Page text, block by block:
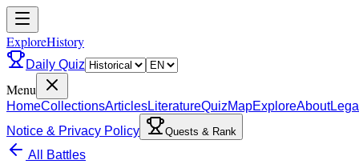
ExploreHistory
Daily Quiz
Menu
HomeCollectionsArticlesLiteratureQuizMapExploreAbout
Notice & Privacy Policy
Quests & Rank
All Battles